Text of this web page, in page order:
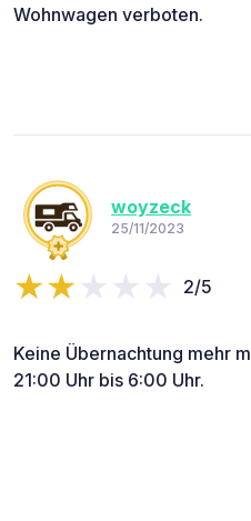
Wohnwagen verboten.
woyzeck
25/11/2023
2/5
Keine Übernachtung mehr
21:00 Uhr bis 6:00 Uhr.